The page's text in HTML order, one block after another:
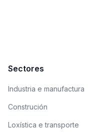
Sectores
Industria e manufactura
Construción
Loxística e transporte